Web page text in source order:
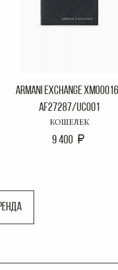
ARMANI EXCHANGE
AF27287/UC001
КОШЕЛЕК
9 400